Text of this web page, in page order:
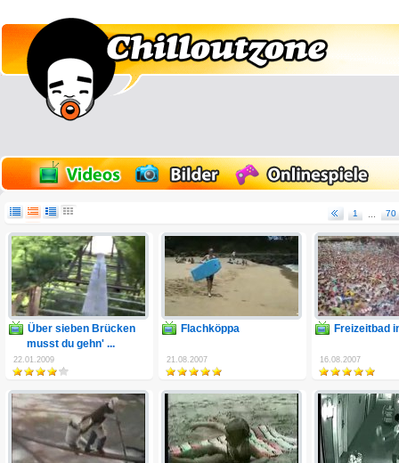
1 70
Über sieben Brücken
musst du gehn' ...
22.01.2009
Flachköppa
21.08.2007
Freizeitbad
16.08.2007